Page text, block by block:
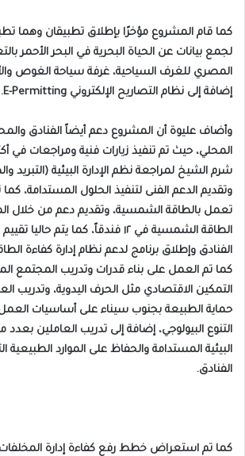
لجمع بيانات عن الحياة البحرية في البحر الأحمر
المصري للغرف السياحية، غرفة سياحة الغوص
إضافة إلى نظام التصاريح الإلكتروني E-Permitting.
وأضاف عليوة أن المشروع دعم أيضاً الفنادق
شرم الشيخ لمراجعة نظم الإدارة البيئية (التبريد
تعمل بالطاقة الشمسية، وتقديم دعم من خلال
الطاقة الشمسية في ١٢ فندقاً، كما يتم
الفنادق وإطلاق برنامج لدعم نظام إدارة كفاءة
كما تم العمل على بناء قدرات وتدريب المجتمع
التمكين الاقتصادي مثل الحرف اليدوية، وتدريب
حماية الطبيعة بجنوب سيناء على أساسيات
التنوع البيولوجي، إضافة إلى تدريب العاملين بعدد
البيئية المستدامة والحفاظ على الموارد الطبيعية
الفنادق.
كما تم استعراض خطط رفع كفاءة إدارة المخلفات